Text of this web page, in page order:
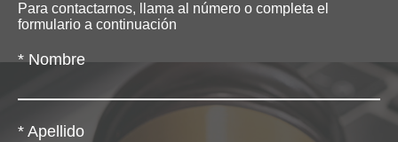
Para contactarnos, llama al número o completa el
formulario a continuación
*Nombre
* Apellido